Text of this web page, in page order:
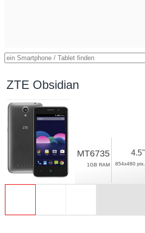
ZTE Obsidian
MT6735
1GB RAM
4.5"
854x480 pix.